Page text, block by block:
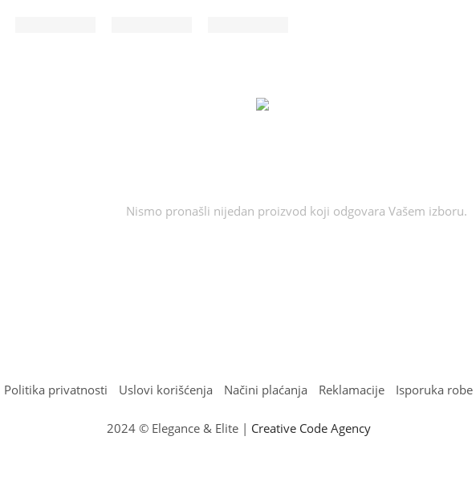
Nismo pronašli nijedan proizvod koji odgovara Vašem izboru.
Politika privatnosti Uslovi korišćenja Načini plaćanja Reklamacije Isporuka robe
2024 © Elegance & Elite | Creative Code Agency